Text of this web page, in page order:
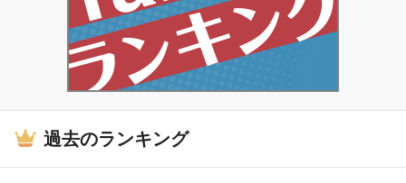
過去のランキング